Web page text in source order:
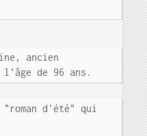
ancien
de 96 ans.
"roman d'été" qui